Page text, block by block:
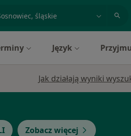
lub dzielnica
Język
Jak działają wyniki
Zobacz więcej